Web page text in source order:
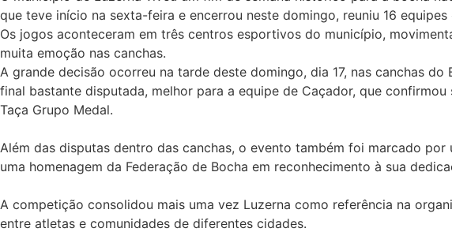
que teve início na sexta-feira e encerrou neste domingo, reuniu 16
Os jogos aconteceram em três centros esportivos do município,
muita emoção nas canchas.
A grande decisão ocorreu na tarde deste domingo, dia 17, nas canchas do
final bastante disputada, melhor para a equipe de Caçador, que
Taça Grupo Medal.
Além das disputas dentro das canchas, o evento também foi marcado
uma homenagem da Federação de Bocha em reconhecimento à sua
A competição consolidou mais uma vez Luzerna como referência na
entre atletas e comunidades de diferentes cidades.